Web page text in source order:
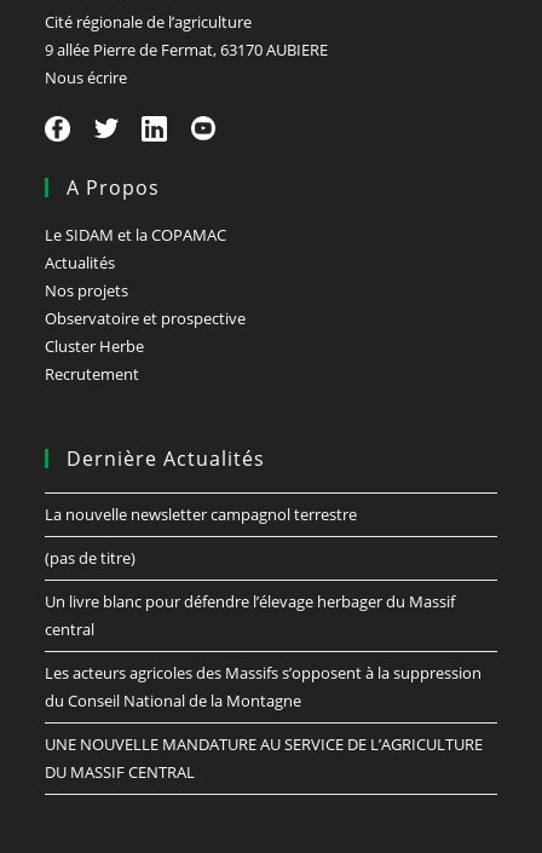
Cité régionale de l’agriculture
9 allée Pierre de Fermat, 63170 AUBIERE
Nous écrire
A Propos
Le SIDAM et la COPAMAC
Actualités
Nos projets
Observatoire et prospective
Cluster Herbe
Recrutement
Dernière Actualités
La nouvelle newsletter campagnol terrestre
(pas de titre)
Un livre blanc pour défendre l’élevage herbager du Massif
central
Les acteurs agricoles des Massifs s’opposent à la suppression
du Conseil National de la Montagne
UNE NOUVELLE MANDATURE AU SERVICE DE L’AGRICULTURE
DU MASSIF CENTRAL